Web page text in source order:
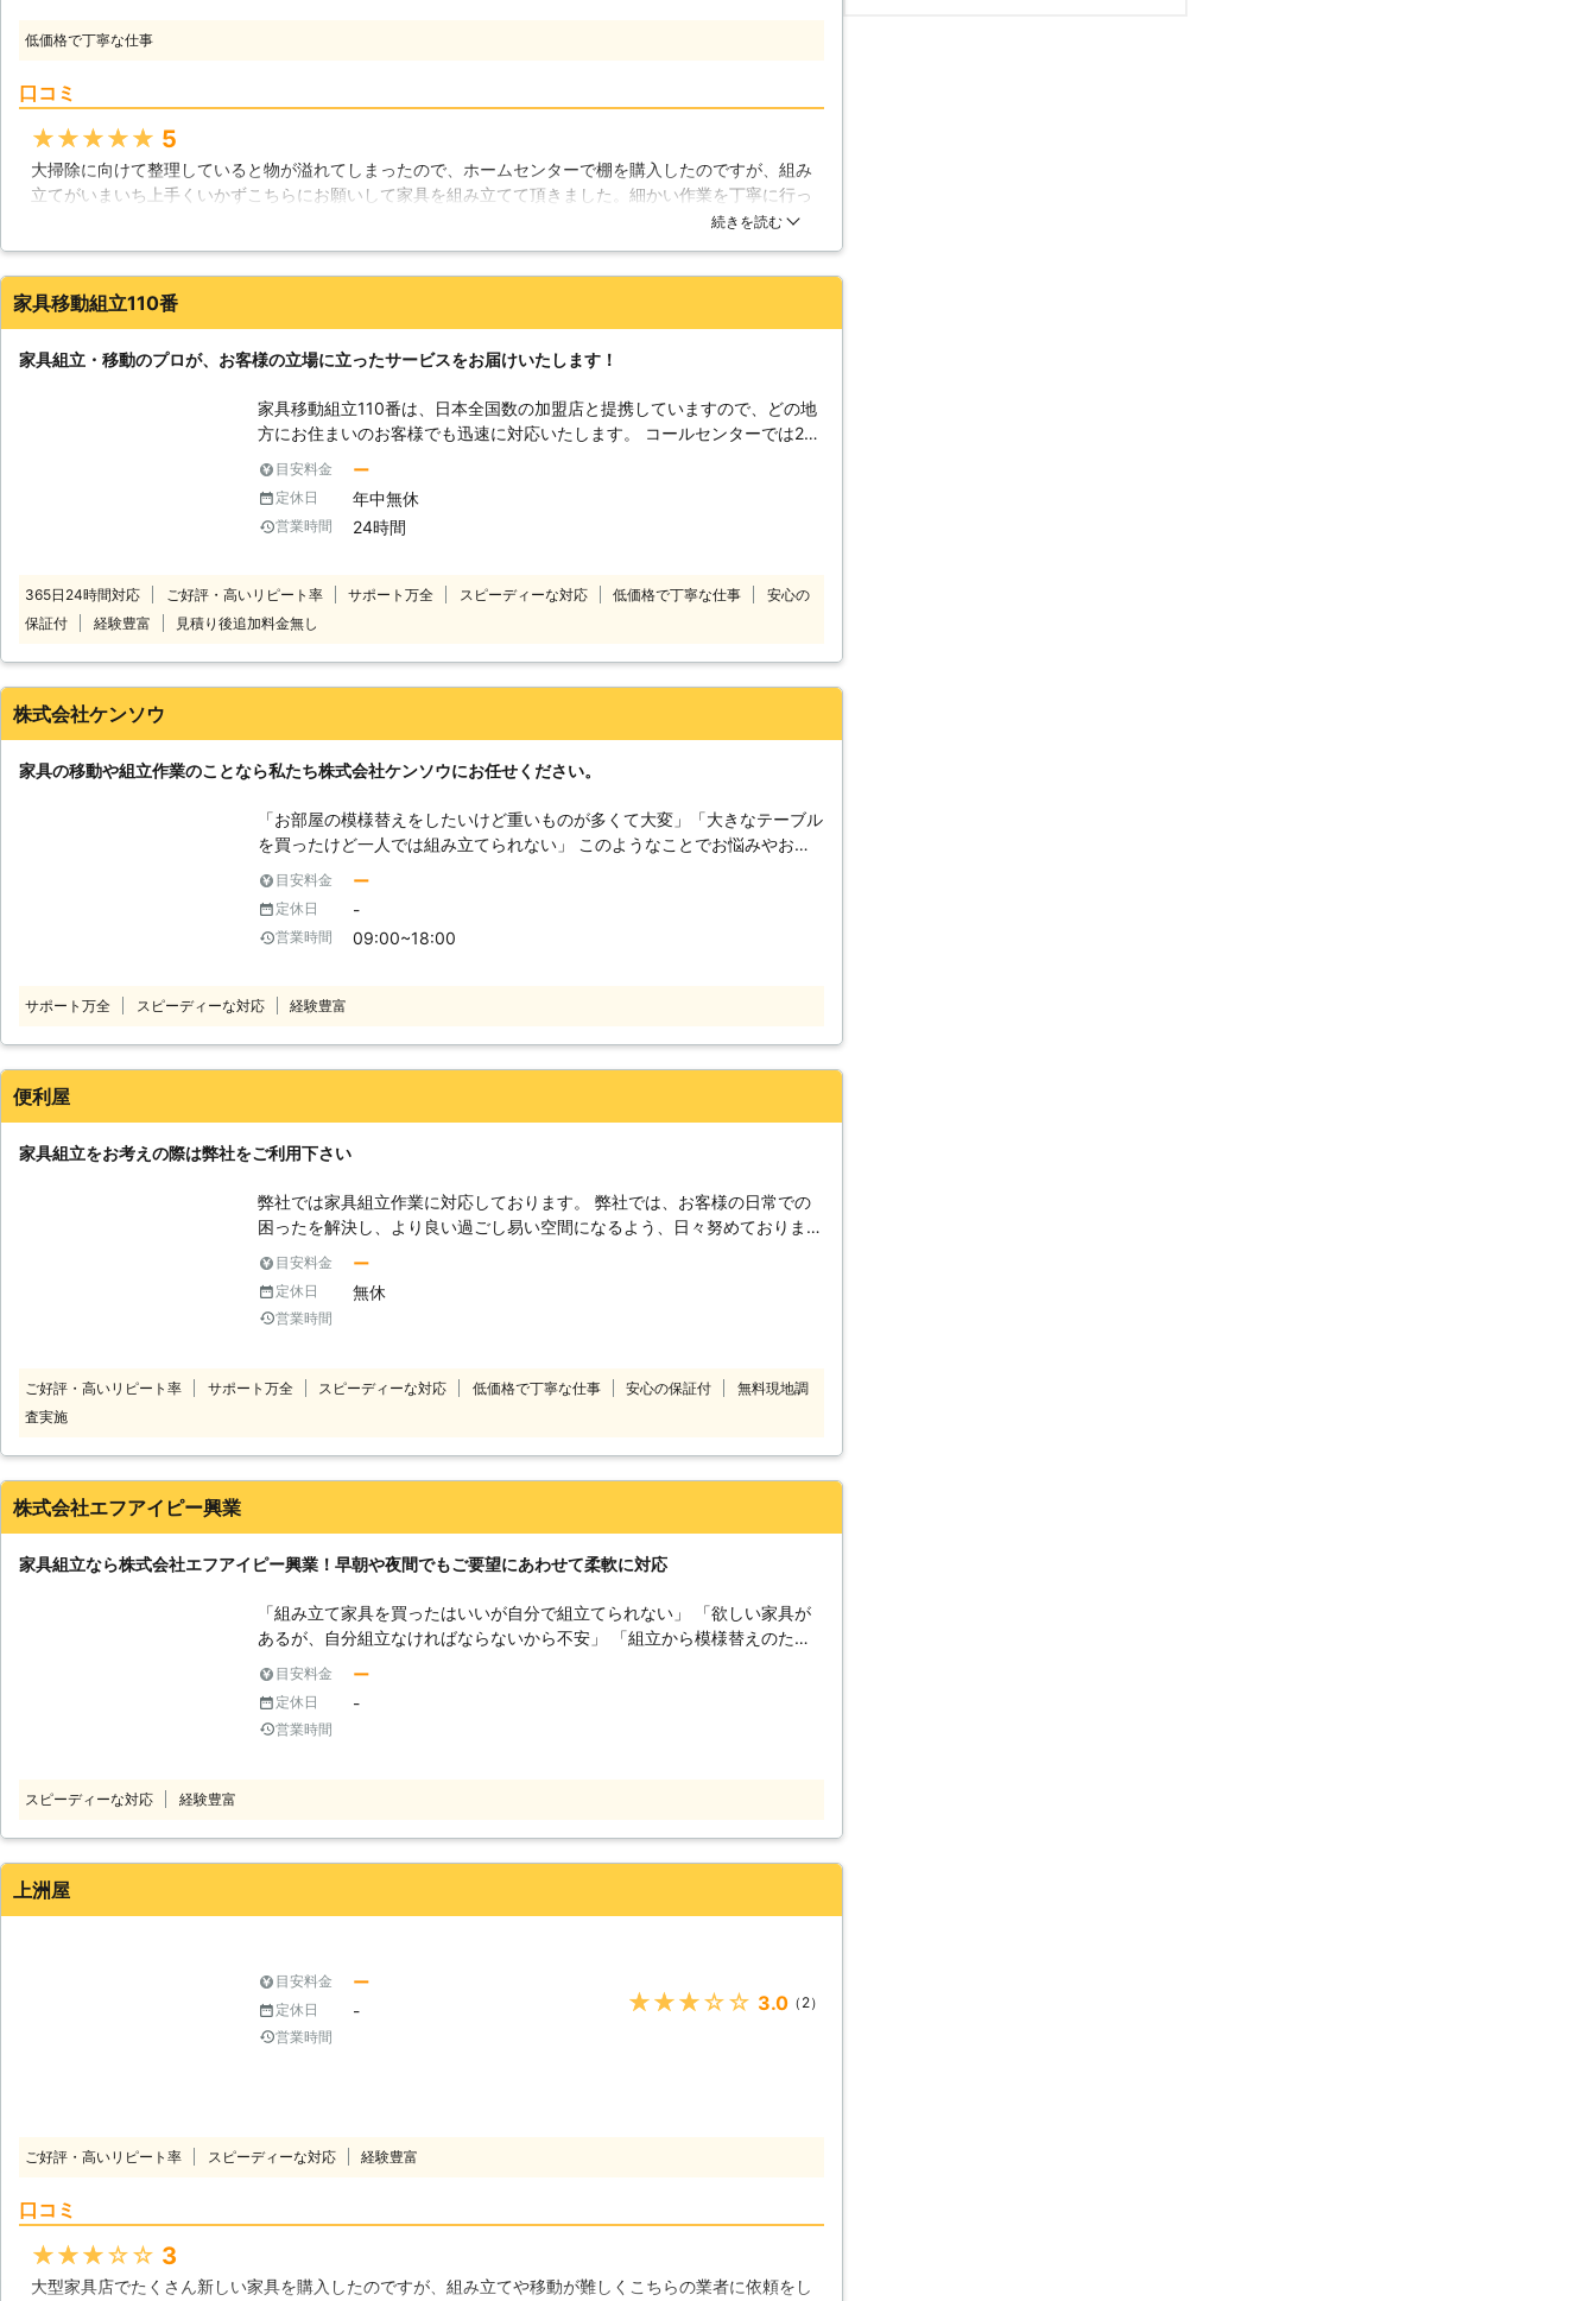
びになる際は、周囲への配慮やお怪我をなさらぬようにお気を付けくださ
木製シングルベッド（収納なし）40kg ※素材や形状により異なり、あくま
で目安となっております。
低価格で丁寧な仕事
口コミ
★★★★★ 5
大掃除に向けて整理していると物が溢れてしまったので、ホームセンターで棚を購入したのですが、組み
立てがいまいち上手くいかずこちらにお願いして家具を組み立てて頂きました。細かい作業を丁寧に行っ
ていただき組み立てもあっと言う間に終わりました。自分では中々出来ないような作業を迅速に行って下
群馬県 佐波郡玉村町
続きを読む
家具移動組立110番
家具組立・移動のプロが、お客様の立場に立ったサービスをお届けいたします！
家具移動組立110番は、日本全国数の加盟店と提携していますので、どの地
方にお住まいのお客様でも迅速に対応いたします。 コールセンターでは24
時間365日年中無休でお電話を受け付けています。 深夜でも早朝でもお客
様の都合の良い時間帯にいつでもお電話ください。 コールセンターのスタ
ッフがお客様のお悩みをお聞きします。 「お部屋の模様替えをしたいけ
ど、家具が重くて大変なので手伝ってほしい」 「説明書を見ても家具の組
り、お悩みのお客様はぜひ家具移動組立110番をご利用ください。 大きくて
移動が大変だった家具も、組立が難しくてできなかったという家具も、実績
豊富なベテランが迅速に解決します。 家具移動組立110番では、家具の組立
作業や移動作業にお困りのお客様に喜んで対応させていただきます。
目安料金 ー
定休日 年中無休
営業時間 24時間
365日24時間対応 ご好評・高いリピート率 サポート万全 スピーディーな対応 低価格で丁寧な仕事
安心の
保証付
経験豊富 見積り後追加料金無し
株式会社ケンソウ
家具の移動や組立作業のことなら私たち株式会社ケンソウにお任せください。
「お部屋の模様替えをしたいけど重いものが多くて大変」「大きなテーブル
を買ったけど一人では組み立てられない」 このようなことでお悩みやお困
りのお客様はおりませんか。私たち株式会社ケンソウでは家具の組立、移動
作業に対応しておりますのでお任せください。 経験豊富で実績豊富な熟練
のプロが迅速に対応し、お客様のご要望やご希望に対応します。細かなこと
までしっかりと聞き届けますのでご安心ください。 どのような小さなお悩
動や組立以外にも数多くのサービスに対応しております。様々な面からお客
様の生活をサポートしますので、お客様の困ったをお聞かせください。
目安料金 ー
定休日 -
営業時間 09:00~18:00
サポート万全 スピーディーな対応 経験豊富
便利屋
家具組立をお考えの際は弊社をご利用下さい
弊社では家具組立作業に対応しております。 弊社では、お客様の日常での
困ったを解決し、より良い過ごし易い空間になるよう、日々努めておりま
のような疑問を持つお客様も多いはず。 弊社では、リーズナブルな価格
で、お客様のお手伝いをさせて頂ければと考えております。 家具組立作業
以外にも、手摺り設置工事、襖・障子紙張り替え工事、壁紙クロス張り替え
用合板張り工事、床板フローリング張り工事、珪藻土工事、漆喰工事、アス
ファルト工事、砂利敷き工事、モルタル工事、コンクリート工事、ブロック
刈り作業、剪定工事、伐採工事、防草工事等、弊社ではあらゆる事に対応し
ておりますので、気になる事、解決して欲しい事が有りましたらご相談下さ
目安料金 ー
定休日 無休
営業時間
ご好評・高いリピート率 サポート万全 スピーディーな対応 低価格で丁寧な仕事 安心の保証付
無料現地調
査実施
株式会社エフアイピー興業
家具組立なら株式会社エフアイピー興業！早朝や夜間でもご要望にあわせて柔軟に対応
「組み立て家具を買ったはいいが自分で組立てられない」 「欲しい家具が
あるが、自分組立なければならないから不安」 「組立から模様替えのため
家具移動まで依頼したい」 このように家具組立にお困りなら株式会社エフ
アイピー興業にお任せください。当店は埼玉県春日部市に拠点を置く業者で
す。近年ではご自分で組立てる家具が増えてきました。「自分でできると思
ったのに……」「思ったより重くて自分でやれない」というときには当店に
の組立から設置までご依頼いただくことが可能です。また家具設置のために
部屋の家具の移動が必要となる場合には、家具移動も承ります。お気軽にご
対応 「仕事の都合で家具組立に立ち会える時間が限られている」「どうし
いたします。 株式会社エフアイピー興業では家具組立を承っています。無
理な組立は、落としたりぶつけたりして家具や床、壁などを傷めてしまうこ
ともあります。「自分で家具組立は難しいかも……」というときにはぜひ当
目安料金 ー
定休日 -
営業時間
スピーディーな対応 経験豊富
上洲屋
目安料金 ー
定休日 -
営業時間
★★★★★ 3.0（2）
ご好評・高いリピート率 スピーディーな対応 経験豊富
口コミ
★★★★★ 3
大型家具店でたくさん新しい家具を購入したのですが、組み立てや移動が難しくこちらの業者に依頼をし